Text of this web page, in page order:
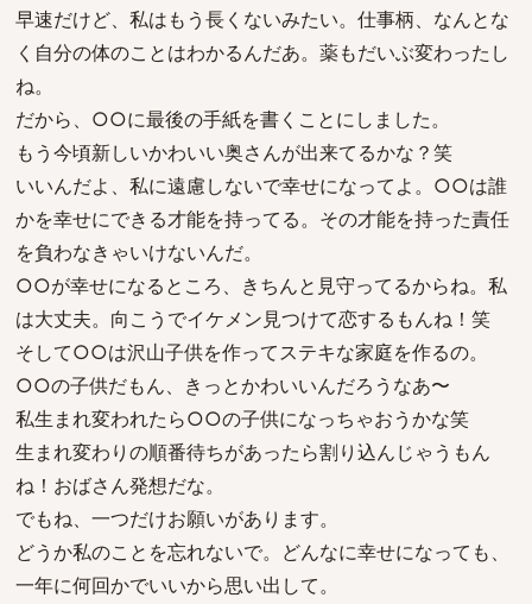
早速だけど、私はもう長くないみたい。仕事柄、なんとな
く自分の体のことはわかるんだあ。薬もだいぶ変わったし
ね。
だから、○○に最後の手紙を書くことにしました。
もう今頃新しいかわいい奥さんが出来てるかな？笑
いいんだよ、私に遠慮しないで幸せになってよ。○○は誰
かを幸せにできる才能を持ってる。その才能を持った責任
を負わなきゃいけないんだ。
○○が幸せになるところ、きちんと見守ってるからね。私
は大丈夫。向こうでイケメン見つけて恋するもんね！笑
そして○○は沢山子供を作ってステキな家庭を作るの。
○○の子供だもん、きっとかわいいんだろうなあ〜
私生まれ変われたら○○の子供になっちゃおうかな笑
生まれ変わりの順番待ちがあったら割り込んじゃうもん
ね！おばさん発想だな。
でもね、一つだけお願いがあります。
どうか私のことを忘れないで。どんなに幸せになっても、
一年に何回かでいいから思い出して。